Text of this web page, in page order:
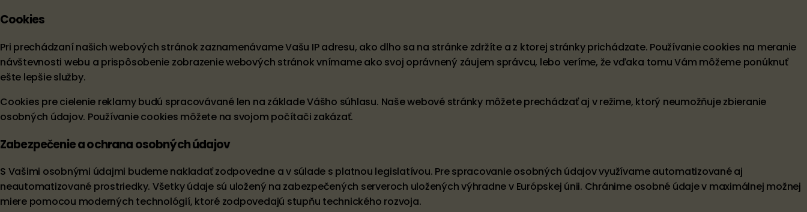
Cookies
Pri prechádzaní našich webových stránok zaznamenávame Vašu IP adresu, ako dlho sa na stránke zdržíte a z ktorej stránky prichádzate. Používanie cookies na meranie
návštevnosti webu a prispôsobenie zobrazenie webových stránok vnímame ako svoj oprávnený záujem správcu, lebo veríme, že vďaka tomu Vám môžeme ponúknuť
ešte lepšie služby.
Cookies pre cielenie reklamy budú spracovávané len na základe Vášho súhlasu. Naše webové stránky môžete prechádzať aj v režime, ktorý neumožňuje zbieranie
osobných údajov. Používanie cookies môžete na svojom počítači zakázať.
Zabezpečenie a ochrana osobných údajov
S Vašimi osobnými údajmi budeme nakladať zodpovedne a v súlade s platnou legislatívou. Pre spracovanie osobných údajov využívame automatizované aj
neautomatizované prostriedky. Všetky údaje sú uložený na zabezpečených serveroch uložených výhradne v Európskej únii. Chránime osobné údaje v maximálnej možnej
miere pomocou moderných technológií, ktoré zodpovedajú stupňu technického rozvoja.